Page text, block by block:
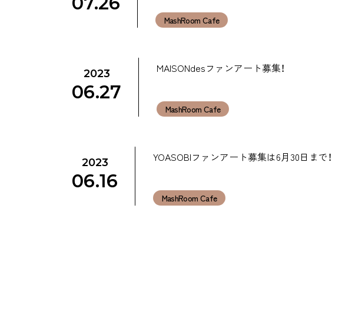
MashRoom Cafe
2023
06.27
MAISONdesファンアート募集！
MashRoom Cafe
2023
06.16
YOASOBIファンアート募集は6月30日まで！
MashRoom Cafe